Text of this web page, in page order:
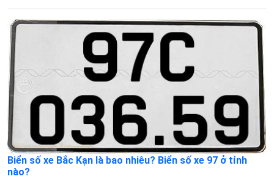
Biển số xe Bắc Kạn là bao nhiêu? Biển số xe 97 ở tỉnh
nào?